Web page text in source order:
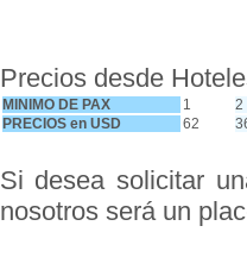
Precios desde
MINIMO DE PAX 1
2
PRECIOS en USD
62
Si desea solicitar
nosotros será un